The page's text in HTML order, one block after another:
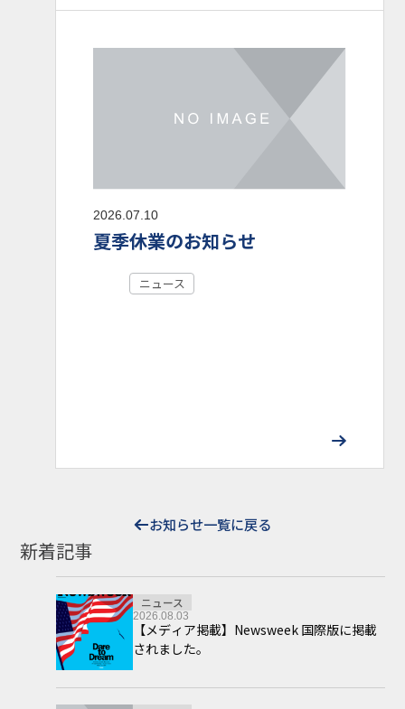
2026.07.10
夏季休業のお知らせ
ニュース
お知らせ一覧に戻る
新着記事
ニュース
2026.08.03
【メディア掲載】Newsweek 国際版に掲載
されました。